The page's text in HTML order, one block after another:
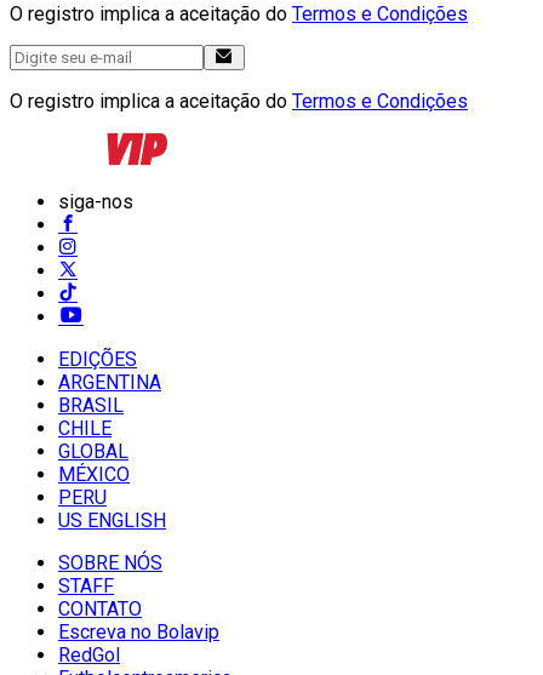
O registro implica a aceitação do Termos e Condições
O registro implica a aceitação do Termos e Condições
siga-nos
EDIÇÕES
ARGENTINA
BRASIL
CHILE
GLOBAL
MÉXICO
PERU
US ENGLISH
SOBRE NÓS
STAFF
CONTATO
Escreva no Bolavip
RedGol